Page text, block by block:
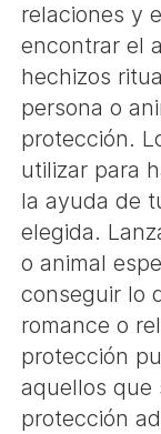
relaciones y
encontrar el
hechizos
persona o
protección.
utilizar para
la ayuda de
elegida.
o animal
conseguir lo
romance o
protección
aquellos que
protección